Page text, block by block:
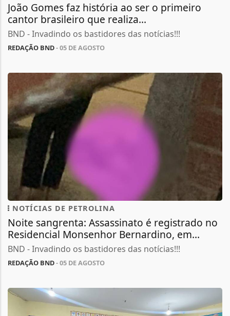
João Gomes faz história ao ser o primeiro
cantor brasileiro que realiza...
BND - Invadindo os bastidores das notícias!!!
REDAÇÃO BND- 05 DE AGOSTO
NOTÍCIAS DE PETROLINA
Noite sangrenta: Assassinato é registrado no
Residencial Monsenhor Bernardino, em...
BND - Invadindo os bastidores das notícias!!!
REDAÇÃO BND- 05 DE AGOSTO